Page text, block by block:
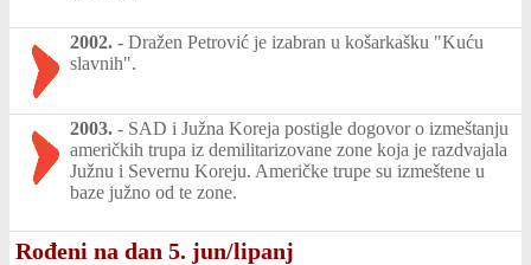
2002. - Dražen Petrović je izabran u košarkašku "Kuću
slavnih".
2003. - SAD i Južna Koreja postigle dogovor o izmeštanju
američkih trupa iz demilitarizovane zone koja je razdvajala
Južnu i Severnu Koreju. Američke trupe su izmeštene u
baze južno od te zone.
Rođeni na dan 5. jun/lipanj